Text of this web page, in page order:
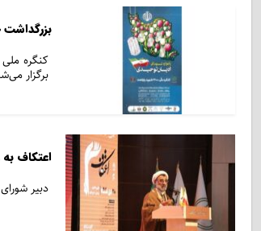
کنگره
برگزار
اعتکاف
دبیر